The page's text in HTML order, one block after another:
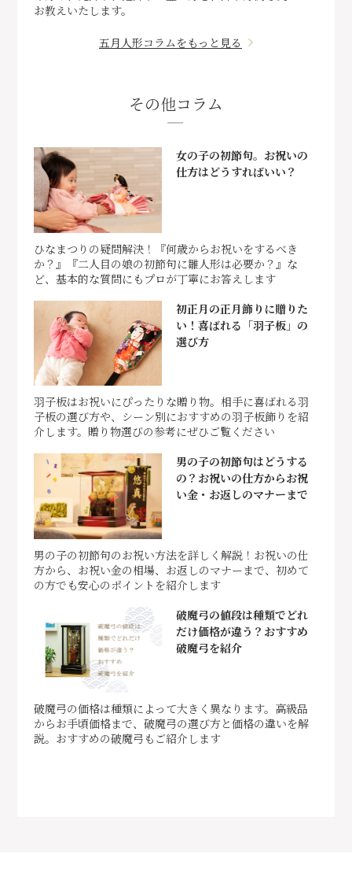
お教えいたします。
五月人形コラムをもっと見る
その他コラム
女の子の初節句。お祝いの
仕方はどうすればいい？
ひなまつりの疑問解決！『何歳からお祝いをするべき
か？』『二人目の娘の初節句に雛人形は必要か？』な
ど、基本的な質問にもプロが丁寧にお答えします
初正月の正月飾りに贈りた
い！喜ばれる「羽子板」の
選び方
羽子板はお祝いにぴったりな贈り物。相手に喜ばれる羽
子板の選び方や、シーン別におすすめの羽子板飾りを紹
介します。贈り物選びの参考にぜひご覧ください
男の子の初節句はどうする
の？お祝いの仕方からお祝
い金・お返しのマナーまで
男の子の初節句のお祝い方法を詳しく解説！お祝いの仕
方から、お祝い金の相場、お返しのマナーまで、初めて
の方でも安心のポイントを紹介します
破魔弓の値段は種類でどれ
だけ価格が違う？おすすめ
破魔弓を紹介
破魔弓の価格は種類によって大きく異なります。高級品
からお手頃価格まで、破魔弓の選び方と価格の違いを解
説。おすすめの破魔弓もご紹介します